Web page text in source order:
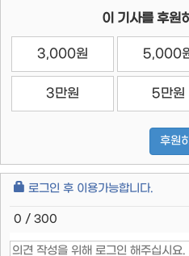
이 기사를 후원
3,000원 5,000
3만원 5만원
후원
로그인 후 이용가능합니다.
0 / 300